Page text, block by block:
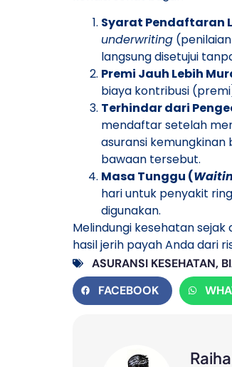
Syarat Pendaftaran
underwriting
langsung disetujui
Premi Jauh Lebih
biaya kontribusi
Terhindar dari
mendaftar setelah
asuransi
bawaan tersebut.
Masa Tunggu (
hari untuk penyakit
digunakan.
​Melindungi kesehatan
hasil jerih payah Anda dari
ASURANSI KESEHATAN,
FACEBOOK